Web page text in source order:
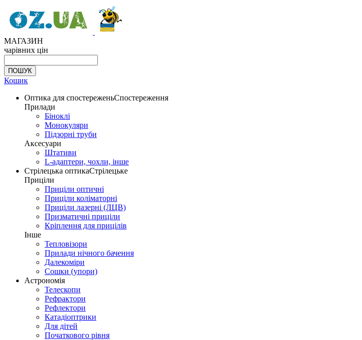
МАГАЗИН
чарівних цін
Кошик
Оптика для спостереженьСпостереження
Прилади
Біноклі
Монокуляри
Підзорні труби
Аксесуари
Штативи
L-адаптери, чохли, інше
Стрілецька оптикаСтрілецьке
Приціли
Приціли оптичні
Приціли коліматорні
Приціли лазерні (ЛЦВ)
Призматичні приціли
Кріплення для прицілів
Інше
Тепловізори
Прилади нічного бачення
Далекоміри
Сошки (упори)
Астрономія
Телескопи
Рефрактори
Рефлектори
Катадіоптрики
Для дітей
Початкового рівня